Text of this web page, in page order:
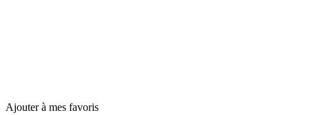
Ajouter à mes favoris